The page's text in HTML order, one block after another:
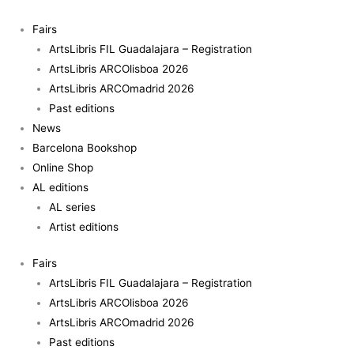
content
Fairs
ArtsLibris FIL Guadalajara – Registration
ArtsLibris ARCOlisboa 2026
ArtsLibris ARCOmadrid 2026
Past editions
News
Barcelona Bookshop
Online Shop
AL editions
AL series
Artist editions
Fairs
ArtsLibris FIL Guadalajara – Registration
ArtsLibris ARCOlisboa 2026
ArtsLibris ARCOmadrid 2026
Past editions